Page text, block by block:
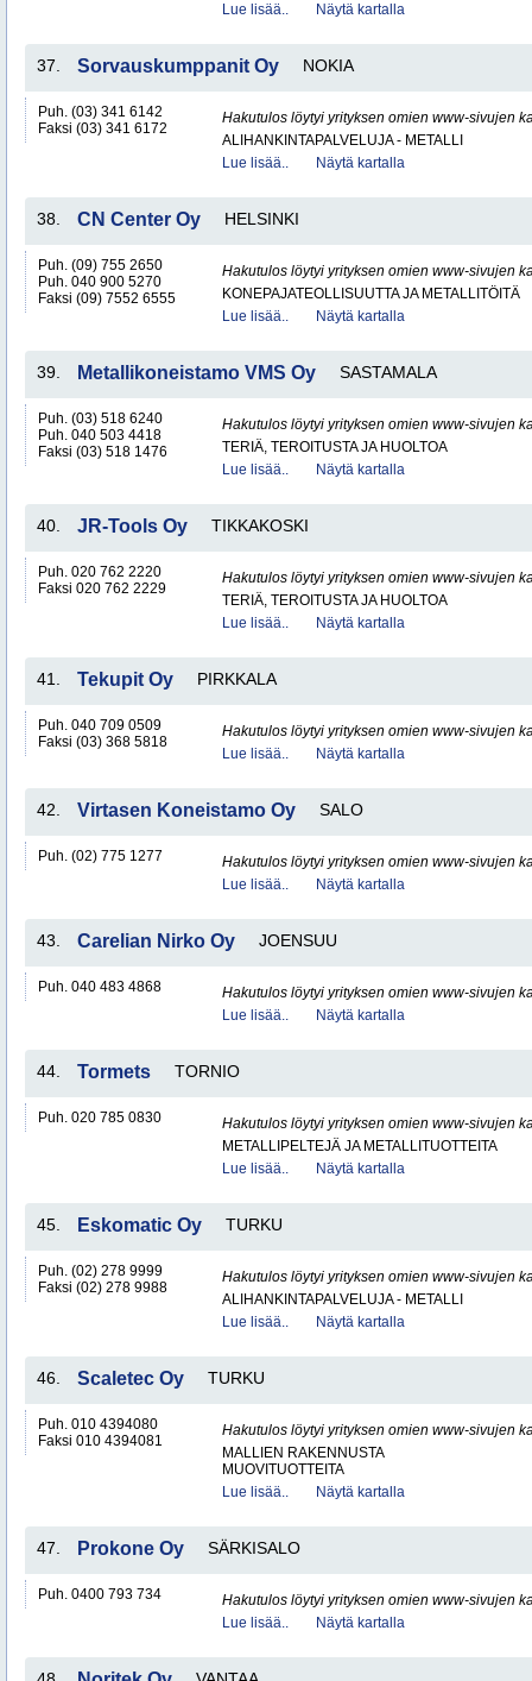
Lue lisää..
Näytä kartalla
37. Sorvauskumppanit Oy NOKIA
Puh. (03) 341 6142
Faksi (03) 341 6172
Hakutulos löytyi yrityksen omien www-sivujen
ALIHANKINTAPALVELUJA - METALLI
Lue lisää..
Näytä kartalla
38. CN Center Oy HELSINKI
Puh. (09) 755 2650
Puh. 040 900 5270
Faksi (09) 7552 6555
Hakutulos löytyi yrityksen omien www-sivujen
KONEPAJATEOLLISUUTTA JA METALLITÖITÄ
Lue lisää..
Näytä kartalla
39. Metallikoneistamo VMS Oy SASTAMALA
Puh. (03) 518 6240
Puh. 040 503 4418
Faksi (03) 518 1476
Hakutulos löytyi yrityksen omien www-sivujen
TERIÄ, TEROITUSTA JA HUOLTOA
Lue lisää..
Näytä kartalla
40. JR-Tools Oy TIKKAKOSKI
Puh. 020 762 2220
Faksi 020 762 2229
Hakutulos löytyi yrityksen omien www-sivujen
TERIÄ, TEROITUSTA JA HUOLTOA
Lue lisää..
Näytä kartalla
41. Tekupit Oy PIRKKALA
Puh. 040 709 0509
Faksi (03) 368 5818
Hakutulos löytyi yrityksen omien www-sivujen
Lue lisää..
Näytä kartalla
42. Virtasen Koneistamo Oy SALO
Puh. (02) 775 1277
Hakutulos löytyi yrityksen omien www-sivujen
Lue lisää..
Näytä kartalla
43. Carelian Nirko Oy JOENSUU
Puh. 040 483 4868
Hakutulos löytyi yrityksen omien www-sivujen
Lue lisää..
Näytä kartalla
44. Tormets TORNIO
Puh. 020 785 0830
Hakutulos löytyi yrityksen omien www-sivujen
METALLIPELTEJÄ JA METALLITUOTTEITA
Lue lisää..
Näytä kartalla
45. Eskomatic Oy TURKU
Puh. (02) 278 9999
Faksi (02) 278 9988
Hakutulos löytyi yrityksen omien www-sivujen
ALIHANKINTAPALVELUJA - METALLI
Lue lisää..
Näytä kartalla
46. Scaletec Oy TURKU
Puh. 010 4394080
Faksi 010 4394081
Hakutulos löytyi yrityksen omien www-sivujen
MALLIEN RAKENNUSTA
MUOVITUOTTEITA
Lue lisää..
Näytä kartalla
47. Prokone Oy SÄRKISALO
Puh. 0400 793 734
Hakutulos löytyi yrityksen omien www-sivujen
Lue lisää..
Näytä kartalla